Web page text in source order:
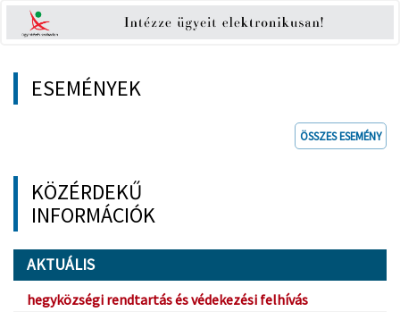
ESEMÉNYEK
ÖSSZES ESEMÉNY
KÖZÉRDEKŰ
INFORMÁCIÓK
AKTUÁLIS
hegyközségi rendtartás és védekezési felhívás